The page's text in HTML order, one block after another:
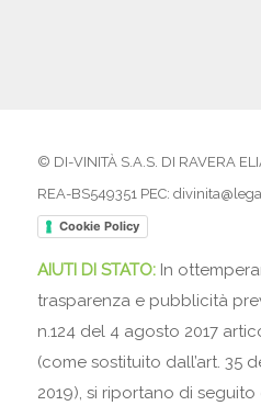
© DI-VINITÀ S.A.S. DI RAVERA
REA-BS549351 PEC:
Cookie Policy
AIUTI DI STATO: In
trasparenza e pubblicità
n.124 del 4 agosto 2017
(come sostituito dall’art. 35
2019), si riportano di